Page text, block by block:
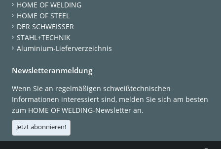
HOME OF WELDING
HOME OF STEEL
DER SCHWEISSER
STAHL+TECHNIK
Aluminium-Lieferverzeichnis
Newsletteranmeldung
Wenn Sie an regelmäßigen schweißtechnischen
Informationen interessiert sind, melden Sie sich am besten
zum HOME OF WELDING-Newsletter an.
Jetzt abonnieren!